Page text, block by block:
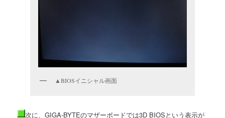
▲BIOSイニシャル画面
次に、GIGA-BYTEのマザーボードでは3D BIOSという表示が